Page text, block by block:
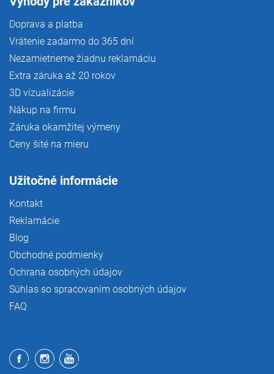
Doprava a platba
Vrátenie zadarmo do 365 dní
Nezamietneme žiadnu reklamáciu
Extra záruka až 20 rokov
3D vizualizácie
Nákup na firmu
Záruka okamžitej výmeny
Ceny šité na mieru
Užitočné informácie
Kontakt
Reklamácie
Blog
Obchodné podmienky
Ochrana osobných údajov
Súhlas so spracovaním osobných údajov
FAQ